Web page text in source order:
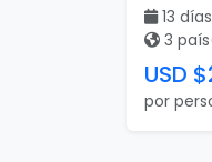
13
3
USD
por